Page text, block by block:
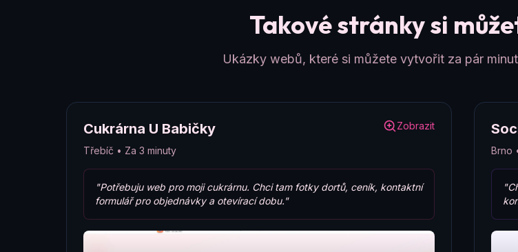
Takové stránky si
Ukázky webů, které si můžete vytvořit za pár
Cukrárna U Babičky
Třebíč • Za 3 minuty
Zobrazit
"Potřebuju web pro moji cukrárnu. Chci tam fotky dortů, ceník, kontaktní
formulář pro objednávky a otevírací dobu."
Brno